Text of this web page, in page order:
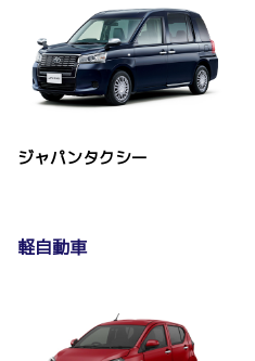
ジャパンタクシー
軽自動車